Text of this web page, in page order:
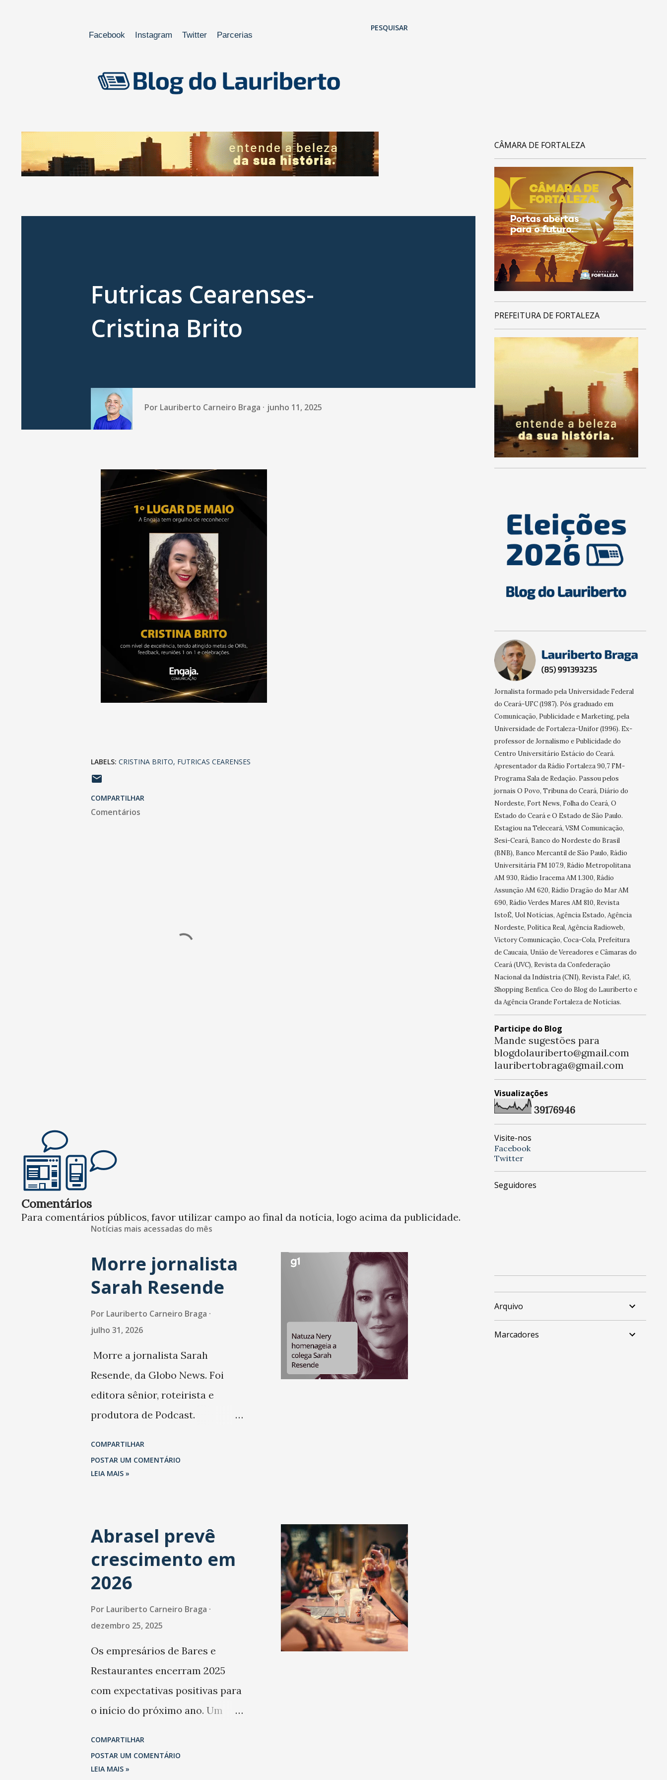
Facebook Instagram Twitter Parcerias
PESQUISAR
Futricas Cearenses-
Cristina Brito
Por Lauriberto Carneiro Braga junho 11, 2025
LABELS: CRISTINA BRITO FUTRICAS CEARENSES
COMPARTILHAR
Comentários
Comentários
Para comentários públicos, favor utilizar campo ao final da notícia, logo acima da publicidade.
Notícias mais acessadas do mês
Morre jornalista
Sarah Resende
Por Lauriberto Carneiro Braga
julho 31, 2026
Morre a jornalista Sarah
Resende, da Globo News. Foi
editora sênior, roteirista e
produtora de Podcast.
COMPARTILHAR
POSTAR UM COMENTÁRIO
LEIA MAIS »
Abrasel prevê
crescimento em
2026
Por Lauriberto Carneiro Braga
dezembro 25, 2025
Os empresários de Bares e
Restaurantes encerram 2025
com expectativas positivas para
o início do próximo ano. Um
que 69% dos estabelecimentos
esperam faturar mais no 1º
COMPARTILHAR
POSTAR UM COMENTÁRIO
LEIA MAIS »
CÂMARA DE FORTALEZA
PREFEITURA DE FORTALEZA
Jornalista formado pela Universidade Federal
do Ceará-UFC (1987). Pós graduado em
Comunicação, Publicidade e Marketing, pela
Universidade de Fortaleza-Unifor (1996). Ex-
professor de Jornalismo e Publicidade do
Centro Universitário Estácio do Ceará.
Apresentador da Rádio Fortaleza 90,7 FM-
Programa Sala de Redação. Passou pelos
jornais O Povo, Tribuna do Ceará, Diário do
Nordeste, Fort News, Folha do Ceará, O
Estado do Ceará e O Estado de São Paulo.
Estagiou na Teleceará, VSM Comunicação,
Sesi-Ceará, Banco do Nordeste do Brasil
(BNB), Banco Mercantil de São Paulo, Rádio
Universitária FM 107.9, Rádio Metropolitana
AM 930, Rádio Iracema AM 1.300, Rádio
Assunção AM 620, Rádio Dragão do Mar AM
690, Rádio Verdes Mares AM 810, Revista
IstoÉ, Uol Notícias, Agência Estado, Agência
Nordeste, Política Real, Agência Radioweb,
Victory Comunicação, Coca-Cola, Prefeitura
de Caucaia, União de Vereadores e Câmaras do
Ceará (UVC), Revista da Confederação
Nacional da Indústria (CNI), Revista Fale!, iG,
Shopping Benfica. Ceo do Blog do Lauriberto e
da Agência Grande Fortaleza de Notícias.
Participe do Blog
Mande sugestões para
blogdolauriberto@gmail.com
lauribertobraga@gmail.com
Visualizações
39176946
Visite-nos
Facebook
Twitter
Seguidores
Arquivo
Marcadores